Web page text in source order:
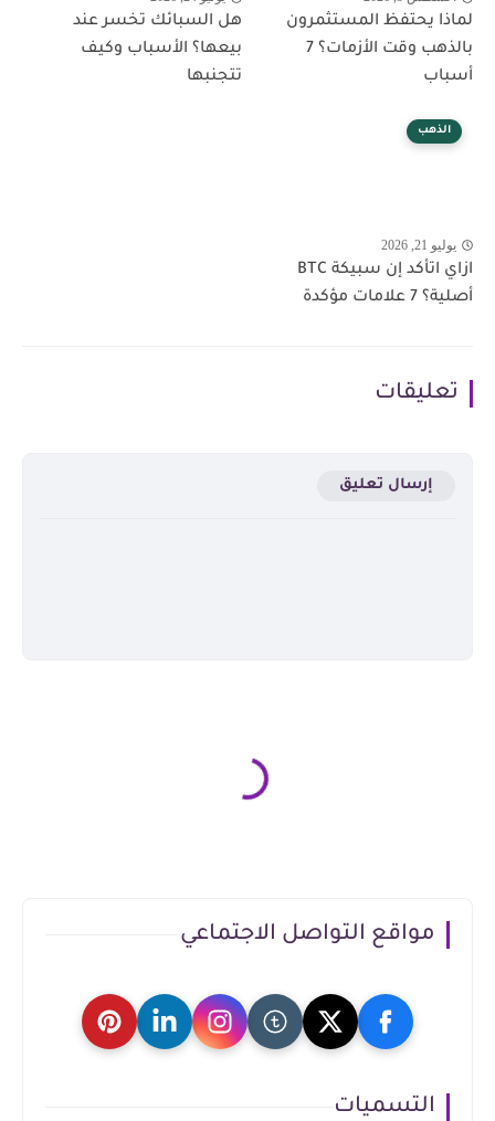
لماذا يحتفظ المستثمرون
بالذهب وقت الأزمات؟ 7
أسباب
هل السبائك تخسر عند
بيعها؟ الأسباب وكيف
تتجنبها
الذهب
يوليو 21, 2026
ازاي اتأكد إن سبيكة BTC
أصلية؟ 7 علامات مؤكدة
تعليقات
إرسال تعليق
مواقع التواصل الاجتماعي
التسميات